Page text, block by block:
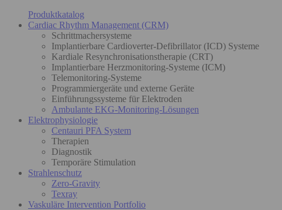
Produktkatalog
Cardiac Rhythm Management (CRM)
Schrittmachersysteme
Implantierbare Cardioverter-Defibrillator (ICD) Systeme
Kardiale Resynchronisationstherapie (CRT)
Implantierbare Herzmonitoring-Systeme (ICM)
Telemonitoring-Systeme
Programmiergeräte und externe Geräte
Einführungssysteme für Elektroden
Ambulante EKG-Monitoring-Lösungen
Elektrophysiologie
Centauri PFA System
Therapien
Diagnostik
Temporäre Stimulation
Strahlenschutz
Zero-Gravity
Texray
Vaskuläre Intervention Portfolio